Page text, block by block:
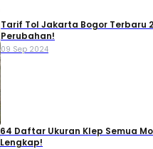
Tarif Tol Jakarta Bogor Terbaru
Perubahan!
09 Sep 2024
64 Daftar Ukuran Klep Semua
Lengkap!